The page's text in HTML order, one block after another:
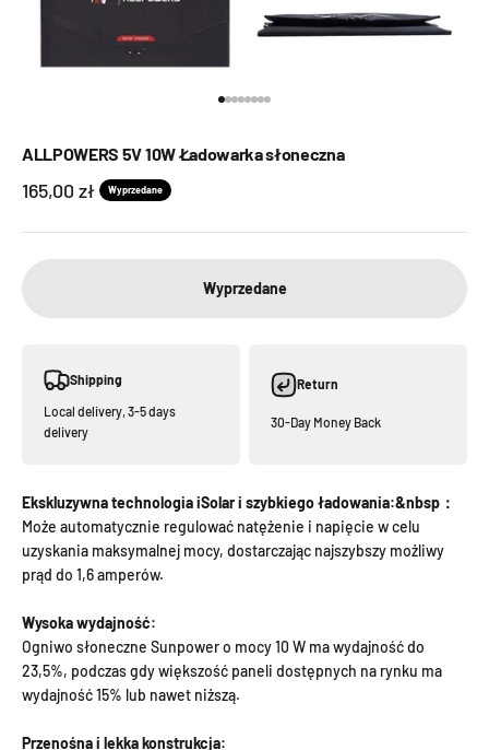
ALLPOWERS 5V 10W Ładowarka słoneczna
Cena promocyjna
165,00 zł Wyprzedane
Wyprzedane
Shipping
Local delivery, 3-5 days
delivery
Return
30-Day Money Back
Ekskluzywna technologia iSolar i szybkiego ładowania:&nbsp：
Może automatycznie regulować natężenie i napięcie w celu
uzyskania maksymalnej mocy, dostarczając najszybszy możliwy
prąd do 1,6 amperów.
Wysoka wydajność:
Ogniwo słoneczne Sunpower o mocy 10 W ma wydajność do
23,5%, podczas gdy większość paneli dostępnych na rynku ma
wydajność 15% lub nawet niższą.
Przenośna i lekka konstrukcja: